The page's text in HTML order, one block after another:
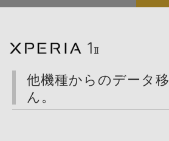
カメラ
オーディオ
他機種からのデータ
ん。